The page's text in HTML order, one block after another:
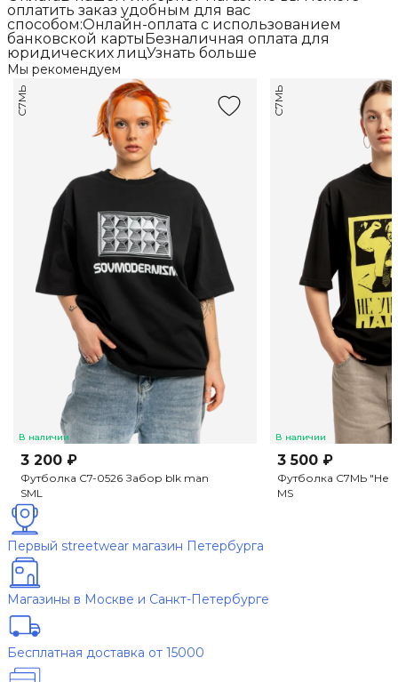
оплатить заказ удобным для вас
способом:Онлайн-оплата с использованием
банковской картыБезналичная оплата для
юридических лицУзнать больше
Мы рекомендуем
В наличии
С7МЬ
3 200 ₽
Футболка C7-0526 Забор blk man
SML
В наличии
С7МЬ
3 500 ₽
Футболка С7МЬ "Не
MS
Первый streetwear магазин Петербурга
Магазины в Москве и Санкт-Петербурге
Бесплатная доставка от 15000